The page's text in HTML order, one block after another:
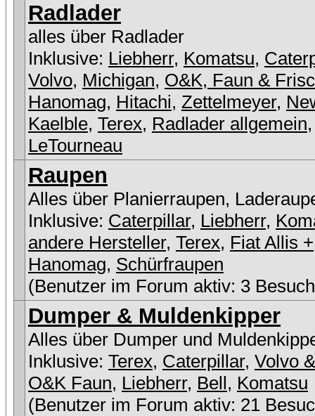
Radlader
alles über Radlader
Inklusive: Liebherr, Komatsu,
Volvo, Michigan, O&K, Faun &
Hanomag, Hitachi, Zettelmeyer,
Kaelble, Terex, Radlader allgemein,
LeTourneau
Raupen
Alles über Planierraupen,
Inklusive: Caterpillar, Liebherr,
andere Hersteller, Terex, Fiat Allis +
Hanomag, Schürfraupen
(Benutzer im Forum aktiv: 3
Dumper & Muldenkipper
Alles über Dumper und
Inklusive: Terex, Caterpillar, Volvo
O&K Faun, Liebherr, Bell, Komatsu
(Benutzer im Forum aktiv: 21